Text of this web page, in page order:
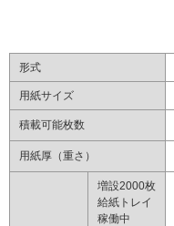
形式
用紙サイズ
積載可能枚数
用紙厚（重さ）
増設2000枚
給紙トレイ
稼働中